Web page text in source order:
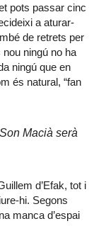
pots passar cinc
a aturar-
de retrets per
nou ningú no ha
ningú que en
és natural, “fan
Macià serà
d’Efak, tot i
hi. Segons
manca d’espai